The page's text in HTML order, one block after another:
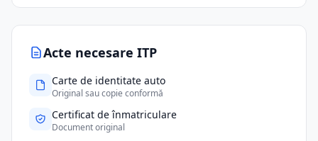
Acte necesare ITP
Carte de identitate auto
Original sau copie conformă
Certificat de înmatriculare
Document original